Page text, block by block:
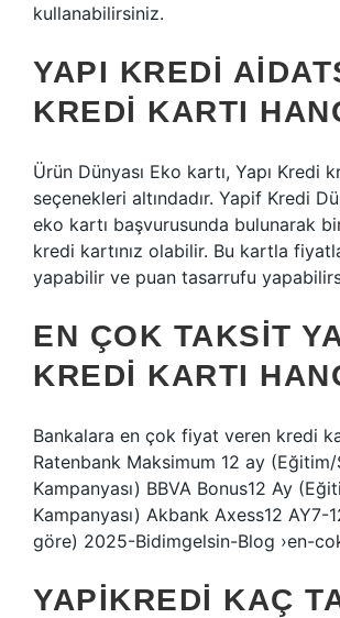
kullanabilirsiniz.
YAPI KREDI
KREDI KARTI
Ürün Dünyası Eko kartı, Yapı Kredi
seçenekleri altındadır. Yapif Kredi
eko kartı başvurusunda bulunarak
kredi kartınız olabilir. Bu kartla
yapabilir ve puan tasarrufu
EN ÇOK TAKSIT
KREDI KARTI
Bankalara en çok fiyat veren kredi
Ratenbank Maksimum 12 ay (Eğitim/
Kampanyası) BBVA Bonus12 Ay
Kampanyası) Akbank Axess12 AY7-
göre) 2025-Bidimgelsin-Blog ›en-
YAPIKREDI KAÇ